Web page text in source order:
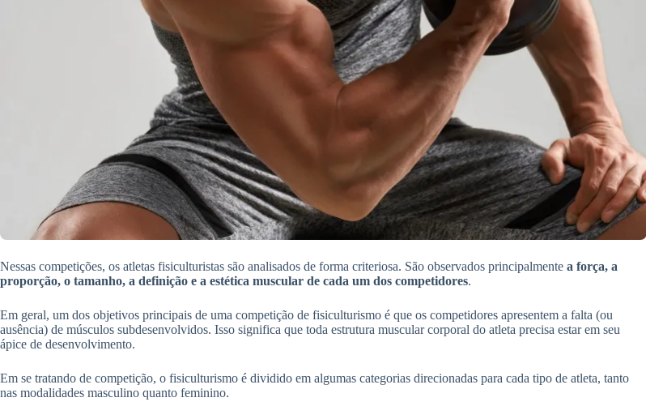
Nessas competições, os atletas fisiculturistas são analisados de forma criteriosa. São observados principalmente a força, a
proporção, o tamanho, a definição e a estética muscular de cada um dos competidores.
Em geral, um dos objetivos principais de uma competição de fisiculturismo é que os competidores apresentem a falta (ou
ausência) de músculos subdesenvolvidos. Isso significa que toda estrutura muscular corporal do atleta precisa estar em seu
ápice de desenvolvimento.
Em se tratando de competição, o fisiculturismo é dividido em algumas categorias direcionadas para cada tipo de atleta, tanto
nas modalidades masculino quanto feminino.